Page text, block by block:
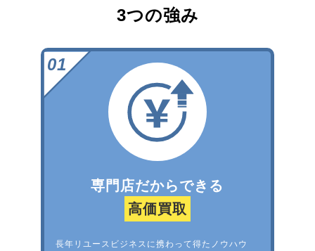
3つの強み
専門店だからできる
高価買取
長年リユースビジネスに携わって得たノウハウ